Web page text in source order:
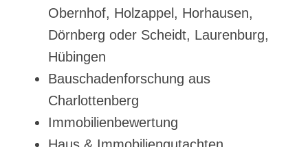
Obernhof, Holzappel, Horhausen,
Dörnberg oder Scheidt, Laurenburg,
Hübingen
Bauschadenforschung aus
Charlottenberg
Immobilienbewertung